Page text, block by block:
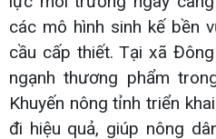
các mô hình sinh kế bền
cầu cấp thiết. Tại xã
ngạnh thương phẩm
Khuyến nông tỉnh triển
đi hiệu quả, giúp nông